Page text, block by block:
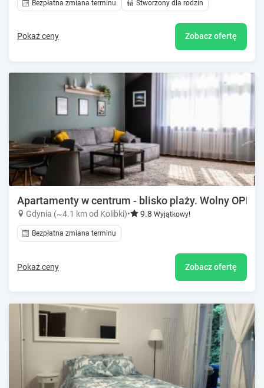
Bezpłatna zmiana terminu Stworzony dla rodzin
Pokaż ceny Zobacz ofertę
Apartamenty w centrum - blisko plaży. Wolny
Gdynia (~4.1 km od Kolibki)• 9.8 Wyjątkowy!
Bezpłatna zmiana terminu
Pokaż ceny Zobacz ofertę